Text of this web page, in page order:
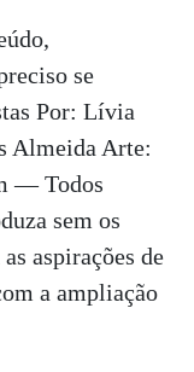
se
Por: Lívia
Almeida Arte:
— Todos
sem os
aspirações de
a ampliação